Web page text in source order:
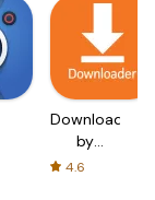
Downloader
by
AFTVnews
4.6